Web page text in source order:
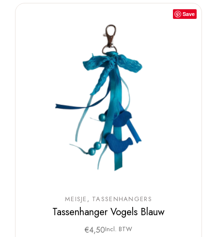
Save
MEISJE TASSENHANGERS
Tassenhanger Vogels Blauw
€4,50Incl. BTW